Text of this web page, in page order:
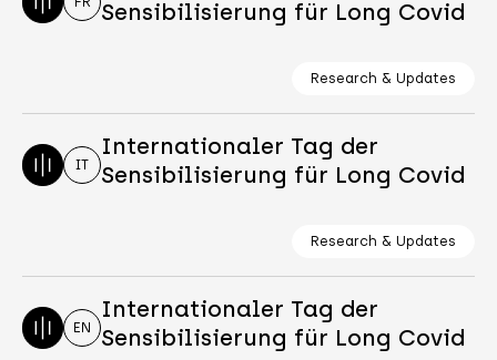
Sensibilisierung für Long Covid
Research & Updates
IT
Internationaler Tag der
Sensibilisierung für Long Covid
Research & Updates
EN
Internationaler Tag der
Sensibilisierung für Long Covid